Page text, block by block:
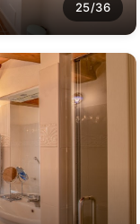
25/36